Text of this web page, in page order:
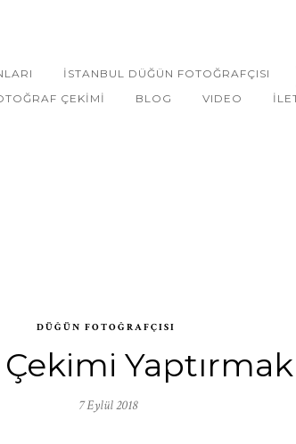
İSTANBUL DÜĞÜN FOTOĞRAFÇISI
ÇEKIMI
BLOG VIDEO
DÜĞÜN FOTOĞRAFÇISI
7 Eylül 2018